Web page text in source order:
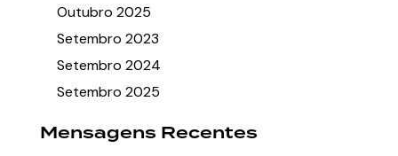
Outubro 2025
Setembro 2023
Setembro 2024
Setembro 2025
Mensagens Recentes